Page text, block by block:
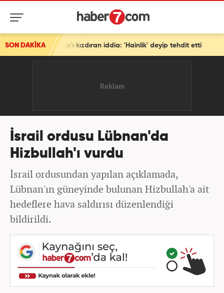
SON DAKİKA
kızdıran iddia: 'Hainlik' deyip tehdit etti
İsrail ordusu Lübnan'da
Hizbullah'ı vurdu
İsrail ordusundan yapılan açıklamada,
Lübnan'ın güneyinde bulunan Hizbullah'a ait
hedeflere hava saldırısı düzenlendiği
bildirildi.